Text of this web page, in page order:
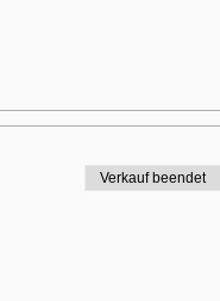
Verkauf beendet